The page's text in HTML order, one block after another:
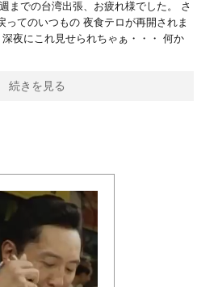
までの台湾出張、お疲れ様でした。 さ
ってのいつもの 夜食テロが再開されま
夜にこれ見せられちゃぁ・・・ 何か
続きを見る